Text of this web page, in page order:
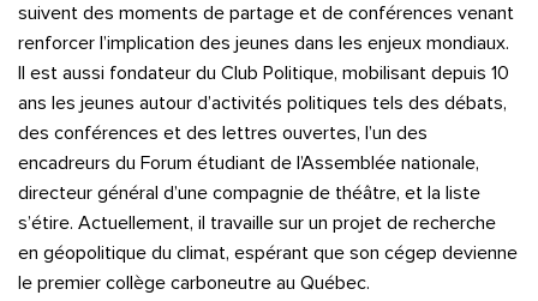
suivent des moments de partage et de conférences venant
renforcer l’implication des jeunes dans les enjeux mondiaux.
Il est aussi fondateur du Club Politique, mobilisant depuis 10
ans les jeunes autour d’activités politiques tels des débats,
des conférences et des lettres ouvertes, l’un des
encadreurs du Forum étudiant de l’Assemblée nationale,
directeur général d’une compagnie de théâtre, et la liste
s’étire. Actuellement, il travaille sur un projet de recherche
en géopolitique du climat, espérant que son cégep devienne
le premier collège carboneutre au Québec.